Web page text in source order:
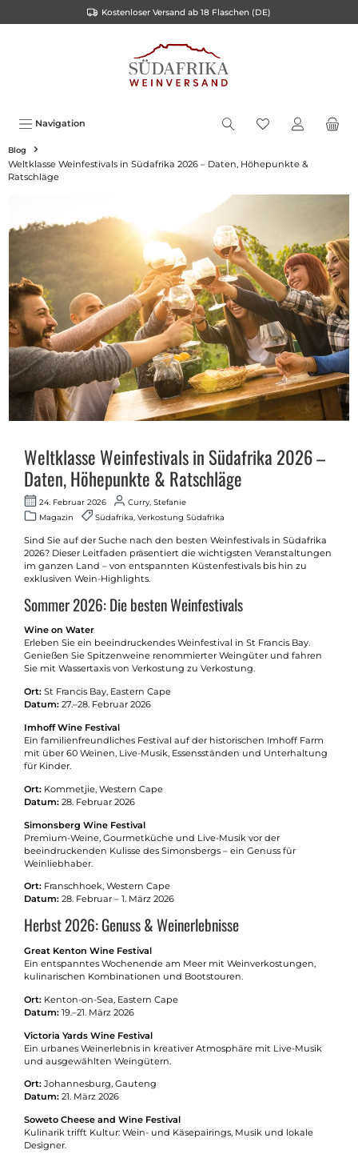
Kostenloser Versand ab 18 Flaschen (DE)
Navigation
Blog
Weltklasse Weinfestivals in Südafrika 2026 – Daten, Höhepunkte &
Ratschläge
Weltklasse Weinfestivals in Südafrika 2026 –
Daten, Höhepunkte & Ratschläge
24. Februar 2026
Curry, Stefanie
Magazin
Südafrika, Verkostung Südafrika
Sind Sie auf der Suche nach den besten Weinfestivals in Südafrika
2026? Dieser Leitfaden präsentiert die wichtigsten Veranstaltungen
im ganzen Land – von entspannten Küstenfestivals bis hin zu
exklusiven Wein-Highlights.
Sommer 2026: Die besten Weinfestivals
Wine on Water
Erleben Sie ein beeindruckendes Weinfestival in St Francis Bay.
Genießen Sie Spitzenweine renommierter Weingüter und fahren
Sie mit Wassertaxis von Verkostung zu Verkostung.
Ort: St Francis Bay, Eastern Cape
Datum: 27.–28. Februar 2026
Imhoff Wine Festival
Ein familienfreundliches Festival auf der historischen Imhoff Farm
mit über 60 Weinen, Live-Musik, Essensständen und Unterhaltung
für Kinder.
Ort: Kommetjie, Western Cape
Datum: 28. Februar 2026
Simonsberg Wine Festival
Premium-Weine, Gourmetküche und Live-Musik vor der
beeindruckenden Kulisse des Simonsbergs – ein Genuss für
Weinliebhaber.
Ort: Franschhoek, Western Cape
Datum: 28. Februar – 1. März 2026
Herbst 2026: Genuss & Weinerlebnisse
Great Kenton Wine Festival
Ein entspanntes Wochenende am Meer mit Weinverkostungen,
kulinarischen Kombinationen und Bootstouren.
Ort: Kenton-on-Sea, Eastern Cape
Datum: 19.–21. März 2026
Victoria Yards Wine Festival
Ein urbanes Weinerlebnis in kreativer Atmosphäre mit Live-Musik
und ausgewählten Weingütern.
Ort: Johannesburg, Gauteng
Datum: 21. März 2026
Soweto Cheese and Wine Festival
Kulinarik trifft Kultur: Wein- und Käsepairings, Musik und lokale
Designer.